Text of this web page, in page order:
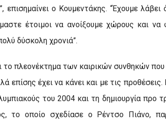
επισημαίνει ο Κουμεντάκης. “Έχουμε
έτοιμοι να ανοίξουμε χώρους και
δύσκολη χρονιά”.
πλεονέκτημα των καιρικών συνθηκών
επίσης έχει να κάνει και με τις
του 2004 και τη δημιουργία προ
το οποίο σχεδίασε ο Ρέντσο Πιάνο,